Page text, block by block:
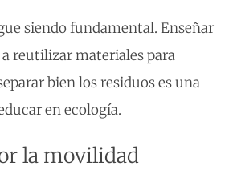
siendo fundamental. Enseñar
reutilizar materiales para
bien los residuos es una
en ecología.
la movilidad